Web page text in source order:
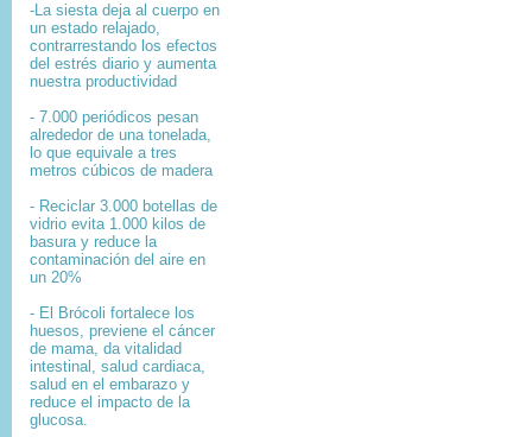
-La siesta deja al cuerpo en
un estado relajado,
contrarrestando los efectos
del estrés diario y aumenta
nuestra productividad
- 7.000 periódicos pesan
alrededor de una tonelada,
lo que equivale a tres
metros cúbicos de madera
- Reciclar 3.000 botellas de
vidrio evita 1.000 kilos de
basura y reduce la
contaminación del aire en
un 20%
- El Brócoli fortalece los
huesos, previene el cáncer
de mama, da vitalidad
intestinal, salud cardiaca,
salud en el embarazo y
reduce el impacto de la
glucosa.